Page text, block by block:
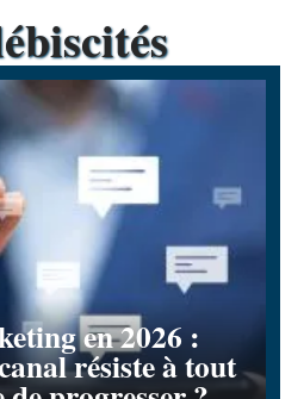
en 2026 :
résiste à tout